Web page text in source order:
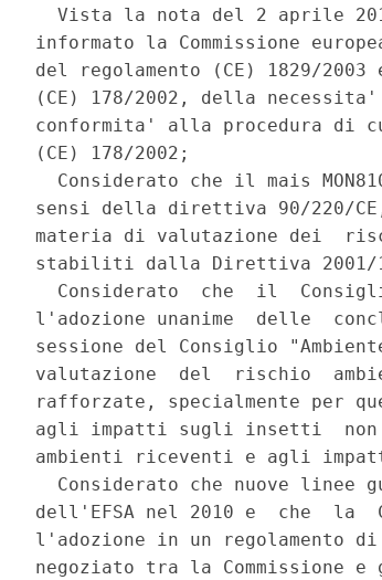
Vista la nota del 2 aprile
informato la Commissione
del regolamento (CE) 1829/
(CE) 178/2002, della
conformita' alla procedura di
(CE) 178/2002;
Considerato che il mais
sensi della direttiva 90/220/
materia di valutazione dei
stabiliti dalla Direttiva 2001/
Considerato  che  il
l'adozione unanime  delle
sessione del Consiglio
valutazione  del  rischio
rafforzate, specialmente per
agli impatti sugli insetti
ambienti riceventi e agli
Considerato che nuove linee
dell'EFSA nel 2010 e  che  la
l'adozione in un regolamento
negoziato tra la Commissione